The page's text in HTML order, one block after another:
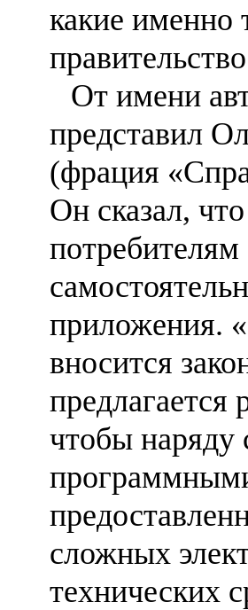
какие именно
От имени
представил
(фрация
Он сказал,
приложения.
вносится
предлагается
чтобы
сложных
технических